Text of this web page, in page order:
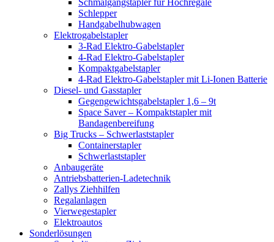
Schmalgangstapler für Hochregale
Schlepper
Handgabelhubwagen
Elektrogabelstapler
3-Rad Elektro-Gabelstapler
4-Rad Elektro-Gabelstapler
Kompaktgabelstapler
4-Rad Elektro-Gabelstapler mit Li-Ionen Batterie
Diesel- und Gasstapler
Gegengewichtsgabelstapler 1,6 – 9t
Space Saver – Kompaktstapler mit
Bandagenbereifung
Big Trucks – Schwerlaststapler
Containerstapler
Schwerlaststapler
Anbaugeräte
Antriebsbatterien-Ladetechnik
Zallys Ziehhilfen
Regalanlagen
Vierwegestapler
Elektroautos
Sonderlösungen